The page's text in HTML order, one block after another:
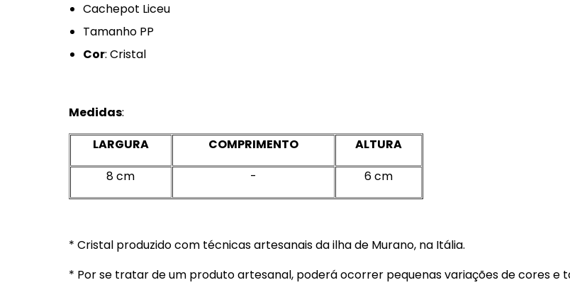
Cachepot Liceu
Tamanho PP
Cor: Cristal
Medidas:
LARGURA
COMPRIMENTO
ALTURA
8 cm
- 6 cm
* Cristal produzido com técnicas artesanais da ilha de Murano, na Itália.
* Por se tratar de um produto artesanal, poderá ocorrer pequenas variações de cores e